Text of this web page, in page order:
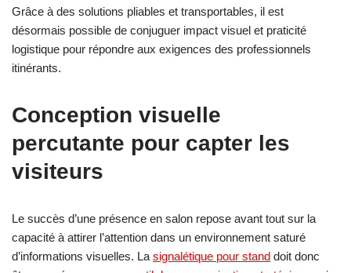
Grâce à des solutions pliables et transportables, il est
désormais possible de conjuguer impact visuel et praticité
logistique pour répondre aux exigences des professionnels
itinérants.
Conception visuelle
percutante pour capter les
visiteurs
Le succès d’une présence en salon repose avant tout sur la
capacité à attirer l’attention dans un environnement saturé
d’informations visuelles. La signalétique pour stand doit donc